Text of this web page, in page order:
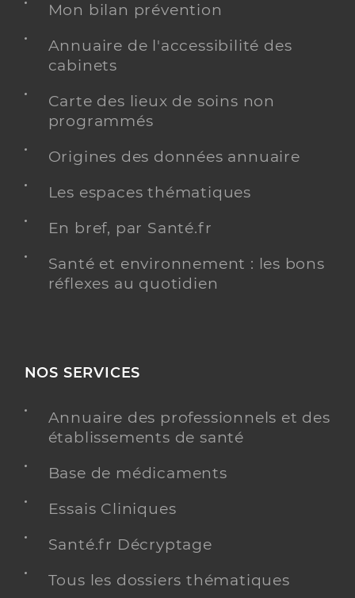
Mon bilan prévention
Annuaire de l'accessibilité des
cabinets
Carte des lieux de soins non
programmés
Origines des données annuaire
Les espaces thématiques
En bref, par Santé.fr
Santé et environnement : les bons
réflexes au quotidien
NOS SERVICES
Annuaire des professionnels et des
établissements de santé
Base de médicaments
Essais Cliniques
Santé.fr Décryptage
Tous les dossiers thématiques